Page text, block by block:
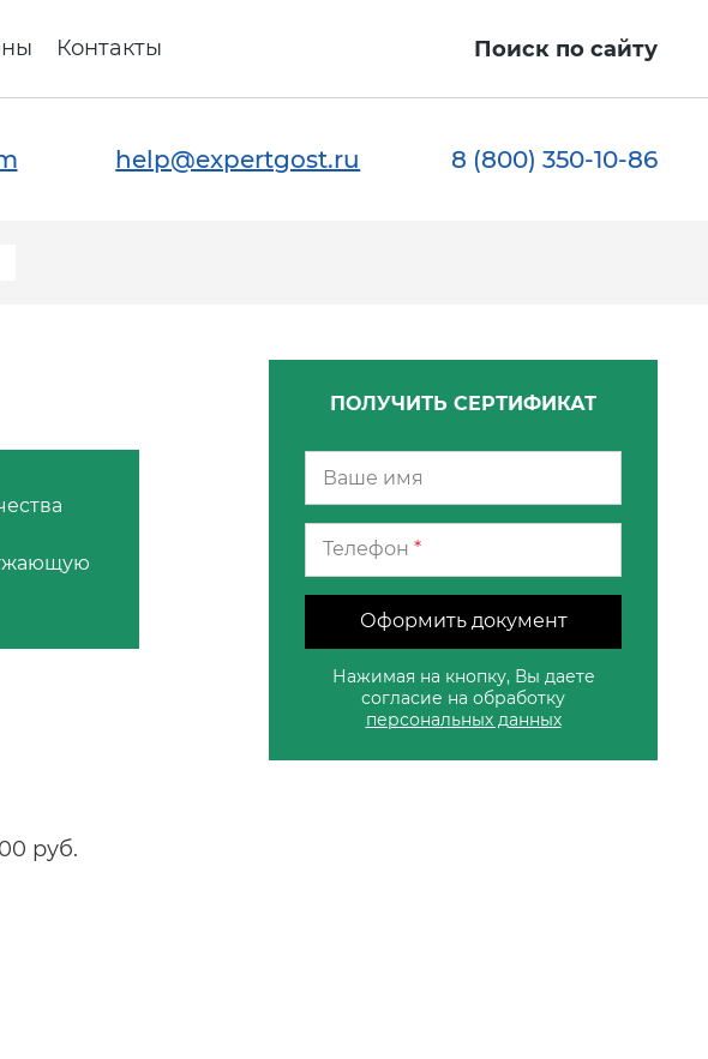
Контакты Поиск по сайту
help@expertgost.ru 8 (800) 350-10-86
руб.
ПОЛУЧИТЬ СЕРТИФИКАТ
Телефон *
Оформить документ
Нажимая на кнопку, Вы даете
согласие на обработку
персональных данных